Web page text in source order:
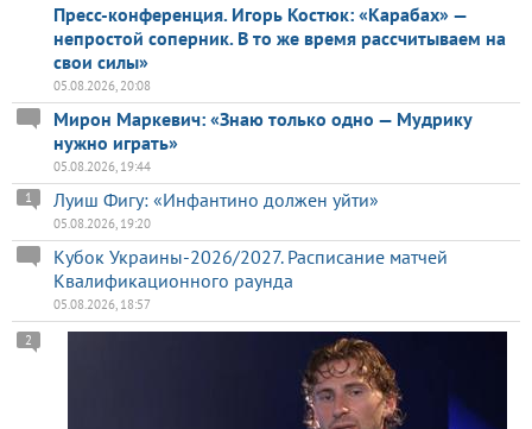
Пресс-конференция. Игорь Костюк: «Карабах» —
непростой соперник. В то же время рассчитываем на
свои силы»
05.08.2026, 20:08
Мирон Маркевич: «Знаю только одно — Мудрику
нужно играть»
05.08.2026, 19:44
Луиш Фигу: «Инфантино должен уйти»
1
05.08.2026, 19:20
Кубок Украины-2026/2027. Расписание матчей
Квалификационного раунда
05.08.2026, 18:57
2